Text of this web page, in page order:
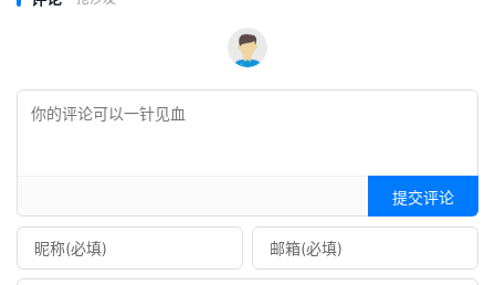
提交评论